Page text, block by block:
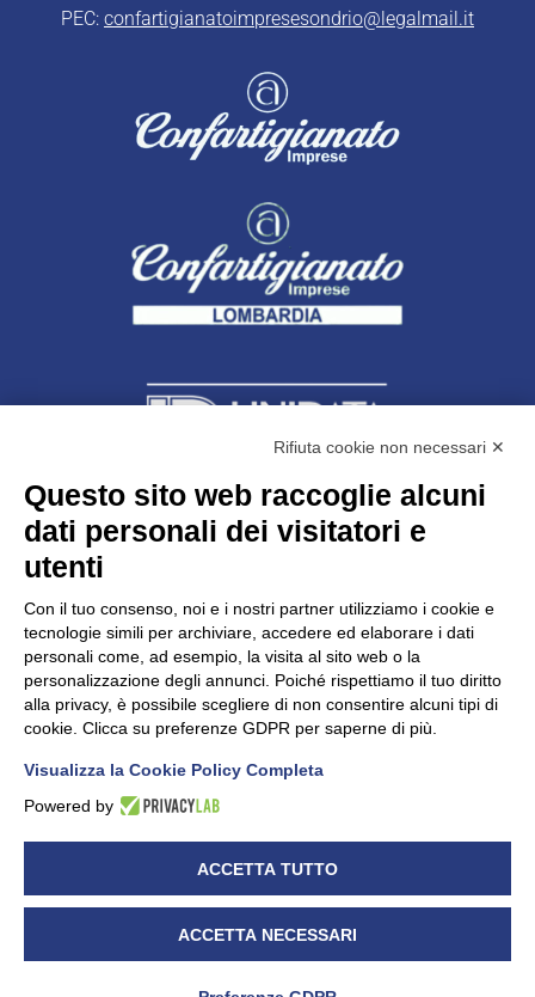
PEC: confartigianatoimpresesondrio@legalmail.it
Unidata s.r.lcon unico socio
Largo dell’Artigianato, 1 - 23100 Sondrio
C.F. 00481790145 - N.REA SO-36426
PEC: unidata.sondrio@legalmail.it
Cap. soc. euro 100.000,00 i.v.
UNIDATA - Informativa privacy (per i clienti)
UNIDATA - Whistleblowing
Rifiuta cookie non necessari ✕
Questo sito web raccoglie alcuni
dati personali dei visitatori e
utenti
Con il tuo consenso, noi e i nostri partner utilizziamo i cookie e
tecnologie simili per archiviare, accedere ed elaborare i dati
personali come, ad esempio, la visita al sito web o la
personalizzazione degli annunci. Poiché rispettiamo il tuo diritto
alla privacy, è possibile scegliere di non consentire alcuni tipi di
cookie. Clicca su preferenze GDPR per saperne di più.
Visualizza la Cookie Policy Completa
Powered by
ACCETTA TUTTO
ACCETTA NECESSARI